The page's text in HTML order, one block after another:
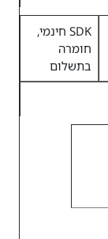
SDK חינמי,
חומרה
בתשלום